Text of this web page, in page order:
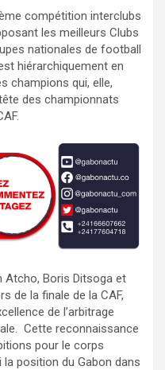
compétition interclubs
les meilleurs Clubs
nationales de football
hiérarchiquement en
champions qui, elle,
des championnats
Atcho, Boris Ditsoga et
de la finale de la CAF,
de l’arbitrage
Cette reconnaissance
pour le corps
position du Gabon dans